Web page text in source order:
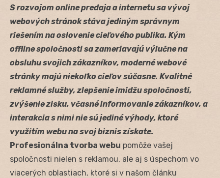
S rozvojom online predaja a internetu sa vývoj
webových stránok stáva jediným správnym
riešením na oslovenie cieľového publika. Kým
offline spoločnosti sa zameriavajú výlučne na
obsluhu svojich zákazníkov, moderné webové
stránky majú niekoľko cieľov súčasne. Kvalitné
reklamné služby, zlepšenie imidžu spoločnosti,
zvýšenie zisku, včasné informovanie zákazníkov, a
interakcia s nimi nie sú jediné výhody, ktoré
využitím webu na svoj biznis získate.
Profesionálna tvorba webu pomôže vašej
spoločnosti nielen s reklamou, ale aj s úspechom vo
viacerých oblastiach, ktoré si v našom článku